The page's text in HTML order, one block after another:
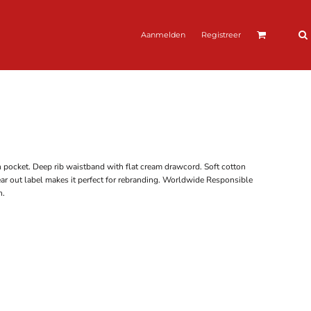
Aanmelden Registreer
Deep rib waistband with flat cream drawcord. Soft cotton
out label makes it perfect for rebranding. Worldwide Responsible